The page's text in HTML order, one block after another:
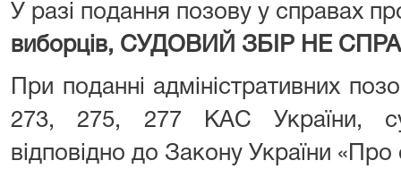
У разі подання позову у справах
виборців, СУДОВИЙ ЗБІР НЕ
При поданні адміністративних
273, 275, 277 КАС України,
відповідно до Закону України «Про